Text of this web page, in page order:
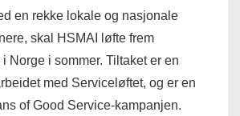
en rekke lokale og nasjonale
skal HSMAI løfte frem
Norge i sommer. Tiltaket er en
med Serviceløftet, og er en
of Good Service-kampanjen.